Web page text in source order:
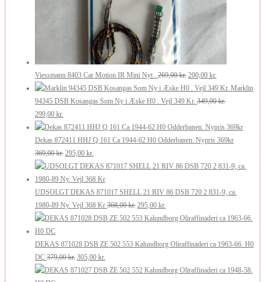
Viessmann 8403 Car Motion IR Mini Nyt . 269,00kr. Den
oprindelige
pris
269,00 kr..
200,00 kr.
aktuelle
pris
200,00 kr..
Marklin
94345 DSB Kosangas Som Ny i Æske H0 . Vejl 349 Kr. 349,00kr.
Den
oprindelige
pris
var:
349,00 kr..
299,00 kr.
aktuelle
pris
er:
299,00 kr..
Dekas 872411 HHJ Q 161 Ca 1944-62 H0 Odderbanen. Nypris 369kr
369,00kr. Den
oprindelige
pris
var:
369,00 kr..
295,00 kr.
aktuelle
pris
er:
295,00 kr..
UDSOLGT DEKAS 871017 SHELL 21 RIV 86 DSB 720 2 831-9, ca.
1980-89 Ny. Vejl 368 Kr 368,00kr. Den
oprindelige
var:
295,00 kr.
aktuelle
er:
DEKAS 871028 DSB ZE 502 553 Kalundborg Oliraffinaderi ca 1963-66. H0
DC 379,00kr. Den
oprindelige
305,00 kr.
aktuelle